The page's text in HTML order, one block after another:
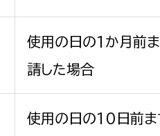
使用の日の1か月前
請した場合
使用の日の10日前ま